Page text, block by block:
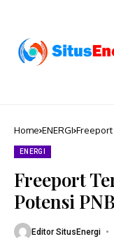
Home ENERGI Freeport
ENERGI
Freeport
Potensi
Editor SitusEnergi